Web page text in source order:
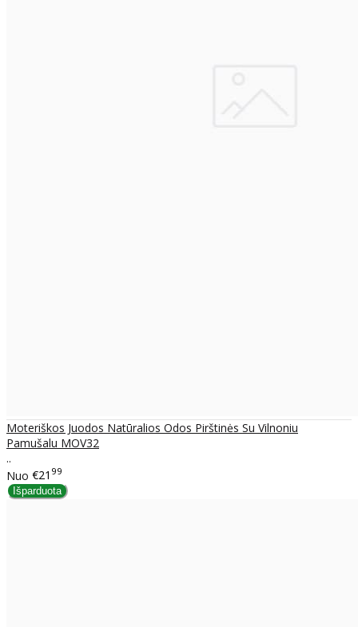
Moteriškos Juodos Natūralios Odos Pirštinės Su Vilnoniu
Pamušalu MOV32
..
Nuo €21 99